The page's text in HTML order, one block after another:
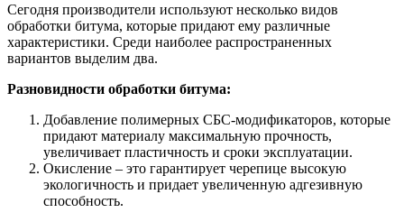
Сегодня производители используют несколько видов
обработки битума, которые придают ему различные
характеристики. Среди наиболее распространенных
вариантов выделим два.
Разновидности обработки битума:
Добавление полимерных СБС-модификаторов, которые
придают материалу максимальную прочность,
увеличивает пластичность и сроки эксплуатации.
Окисление – это гарантирует черепице высокую
экологичность и придает увеличенную адгезивную
способность.